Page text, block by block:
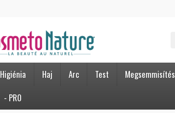
Higiénia Haj Arc Test Megsemmisítés
- PRO